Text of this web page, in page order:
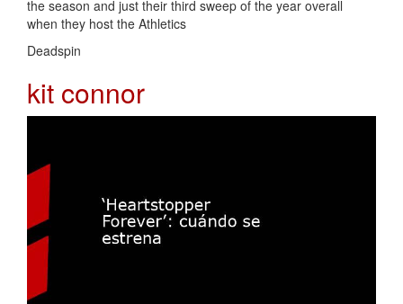
the season and just their third sweep of the year overall
when they host the Athletics
Deadspin
kit connor